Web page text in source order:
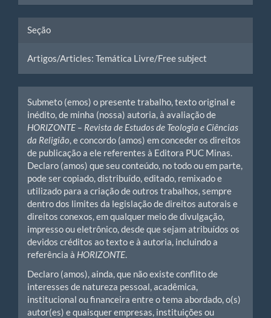
Seção
Artigos/Articles: Temática Livre/Free subject
Submeto (emos) o presente trabalho, texto original e
inédito, de minha (nossa) autoria, à avaliação de
HORIZONTE – Revista de Estudos de Teologia e Ciências
da Religião, e concordo (amos) em conceder os direitos
de publicação a ele referentes à Editora PUC Minas.
Declaro (amos) que seu conteúdo, no todo ou em parte,
pode ser copiado, distribuído, editado, remixado e
utilizado para a criação de outros trabalhos, sempre
dentro dos limites da legislação de direitos autorais e
direitos conexos, em qualquer meio de divulgação,
impresso ou eletrônico, desde que sejam atribuídos os
devidos créditos ao texto e à autoria, incluindo a
referência à HORIZONTE.
Declaro (amos), ainda, que não existe conflito de
interesses de natureza pessoal, acadêmica,
institucional ou financeira entre o tema abordado, o(s)
autor(es) e quaisquer empresas, instituições ou